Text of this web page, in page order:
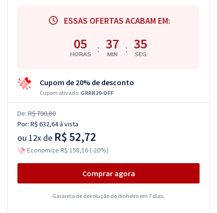
ESSAS OFERTAS ACABAM EM:
05
HORAS : 37
MIN : 34
SEG
Cupom de 20% de desconto
Cupom ativado: GRAN20-OFF
De: R$ 790,80
Por: R$ 632,64à vista
ou 12x de R$ 52,72
Economize R$ 158,16 (-20%)
Comprar agora
Garantia de devolução do dinheiro em 7 dias.